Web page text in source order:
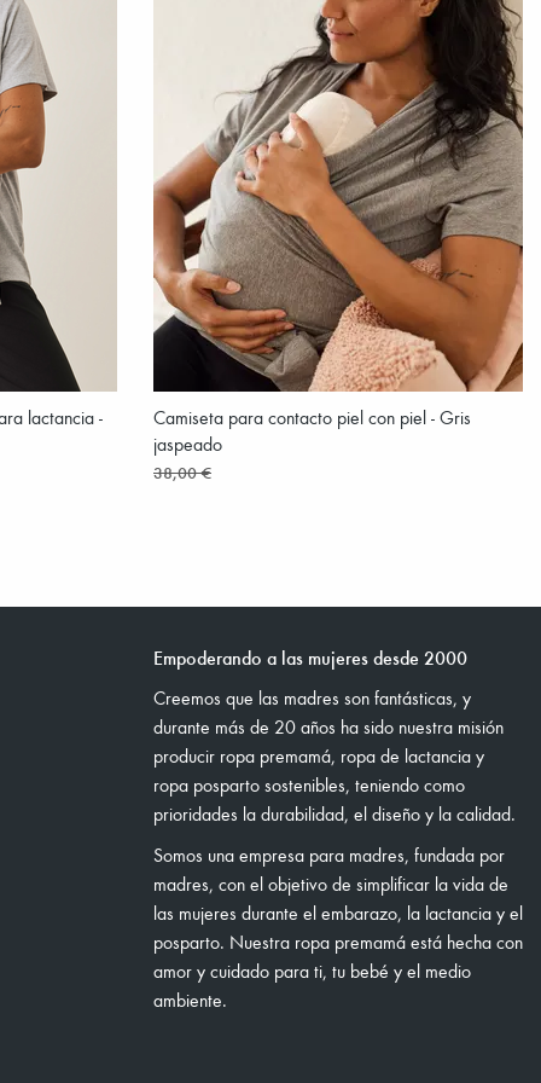
lactancia -
Camiseta para contacto piel con piel - Gris
jaspeado
38,00 €
Empoderando a las mujeres desde 2000
Creemos que las madres son fantásticas, y
durante más de 20 años ha sido nuestra misión
producir ropa premamá, ropa de lactancia y
ropa posparto sostenibles, teniendo como
prioridades la durabilidad, el diseño y la calidad.
Somos una empresa para madres, fundada por
madres, con el objetivo de simplificar la vida de
las mujeres durante el embarazo, la lactancia y el
posparto. Nuestra ropa premamá está hecha con
amor y cuidado para ti, tu bebé y el medio
ambiente.